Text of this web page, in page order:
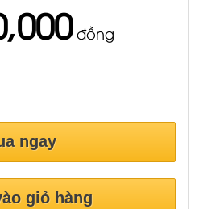
đồng
ngay
giỏ hàng